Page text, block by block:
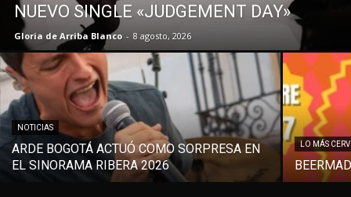
NUEVO SINGLE «JUDGEMENT DAY»
Gloria de Arriba Blanco - 8 agosto, 2026
NOTICIAS
ARDE BOGOTÁ ACTUÓ COMO SORPRESA EN
EL SINORAMA RIBERA 2026
LO MÁS